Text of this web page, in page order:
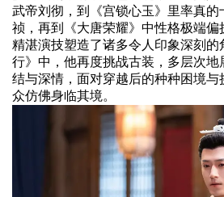
武帝刘彻，到《宫锁心玉》里率真
祯，再到《大唐荣耀》中性格极端
精湛演技塑造了诸多令人印象深刻的
行》中，他再度挑战古装，多层次地
结与深情，面对穿越后的种种困境
众仿佛身临其境。